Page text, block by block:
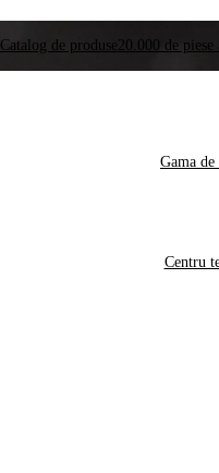
Catalog de produse 20.000 de
Gama de
Centru